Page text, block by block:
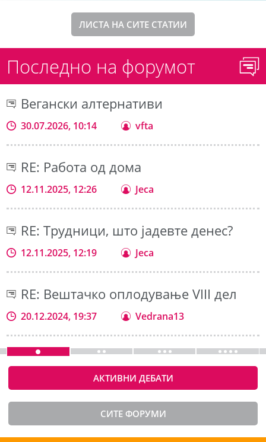
ЛИСТА НА СИТЕ СТАТИИ
Последно на форумот
Вегански алтернативи
30.07.2026, 10:14 vfta
RE: Работа од дома
12.11.2025, 12:26 Jeca
RE: Трудници, што јадевте денес?
12.11.2025, 12:19 Jeca
RE: Вештачко оплодување VIII дел
20.12.2024, 19:37 Vedrana13
АКТИВНИ ДЕБАТИ
СИТЕ ФОРУМИ